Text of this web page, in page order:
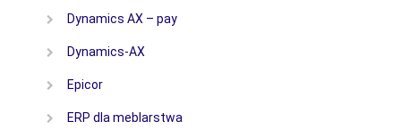
Dynamics AX – pay
Dynamics-AX
Epicor
ERP dla meblarstwa